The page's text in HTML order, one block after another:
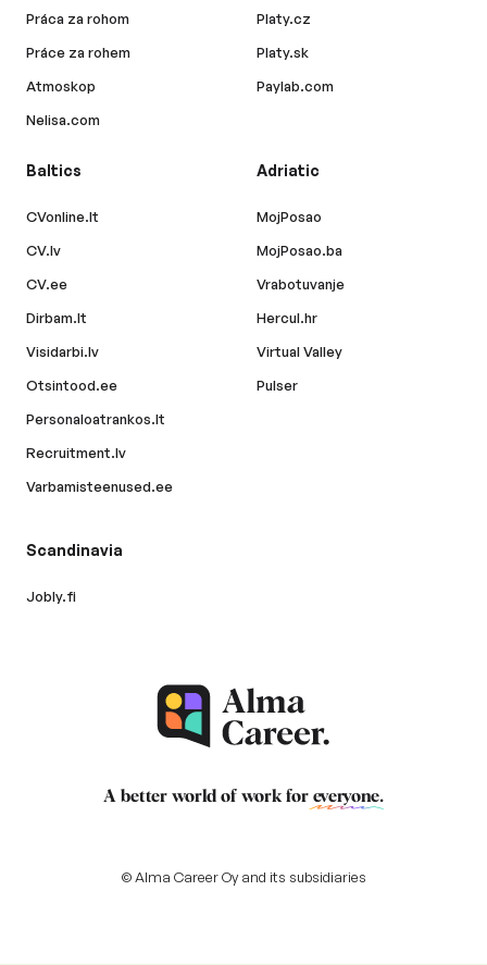
Práca za rohom
Práce za rohem
Atmoskop
Nelisa.com
Platy.cz
Platy.sk
Paylab.com
Baltics
CVonline.lt
CV.lv
CV.ee
Dirbam.lt
Visidarbi.lv
Otsintood.ee
Personaloatrankos.lt
Recruitment.lv
Varbamisteenused.ee
Adriatic
MojPosao
MojPosao.ba
Vrabotuvanje
Hercul.hr
Virtual Valley
Pulser
Scandinavia
Jobly.fi
A better world of work for everyone.
© Alma Career Oy and its subsidiaries